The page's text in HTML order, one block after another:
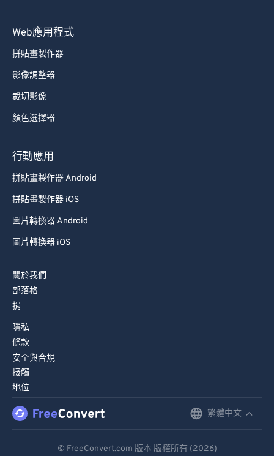
Web應用程式
拼貼畫製作器
影像調整器
裁切影像
顏色選擇器
行動應用
拼貼畫製作器 Android
拼貼畫製作器 iOS
圖片轉換器 Android
圖片轉換器 iOS
關於我們
部落格
捐
隱私
條款
安全與合規
接觸
地位
繁體中文
© FreeConvert.com 版本 版權所有 (2026)